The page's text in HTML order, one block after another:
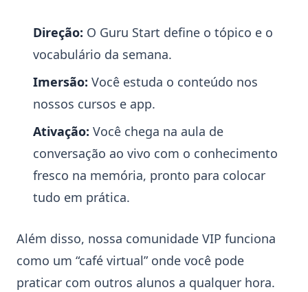
Direção: O Guru Start define o tópico e o
vocabulário da semana.
Imersão: Você estuda o conteúdo nos
nossos cursos e app.
Ativação: Você chega na aula de
conversação ao vivo com o conhecimento
fresco na memória, pronto para colocar
tudo em prática.
Além disso, nossa comunidade VIP funciona
como um “café virtual” onde você pode
praticar com outros alunos a qualquer hora.